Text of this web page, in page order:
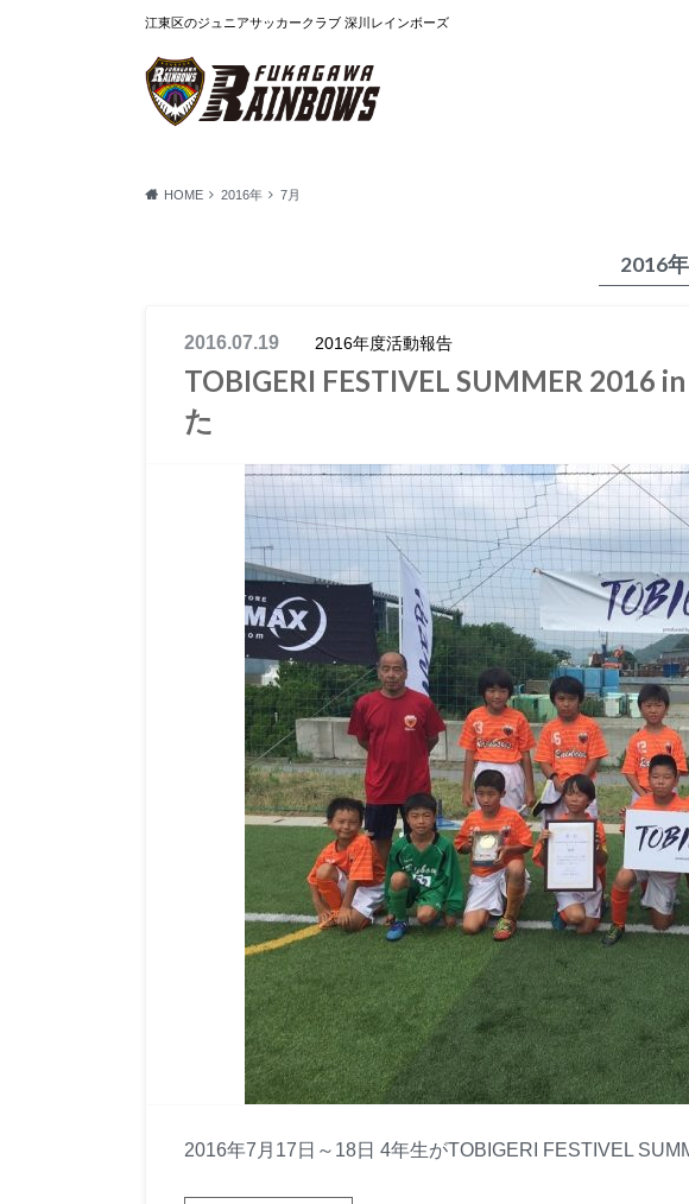
江東区のジュニアサッカークラブ 深川レインボーズ
HOME 2016年 7月
2016
2016.07.19 2016年度活動報告
TOBIGERI FESTIVEL SUMMER 2016
た
2016年7月17日～18日 4年生がTOBIGERI FESTIVEL